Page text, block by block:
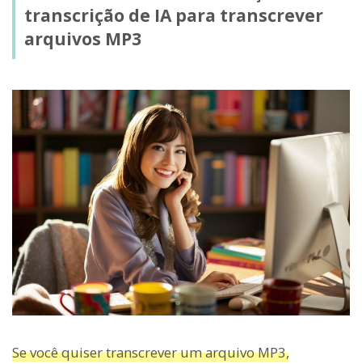
transcrição de IA para transcrever
arquivos MP3
Se você quiser transcrever um arquivo MP3,